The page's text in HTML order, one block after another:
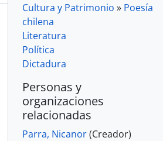
Cultura y Patrimonio » Poesía
chilena
Literatura
Política
Dictadura
Personas y
organizaciones
relacionadas
Parra, Nicanor(Creador)